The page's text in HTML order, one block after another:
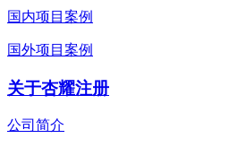
国内项目案例
国外项目案例
关于杏耀注册
公司简介